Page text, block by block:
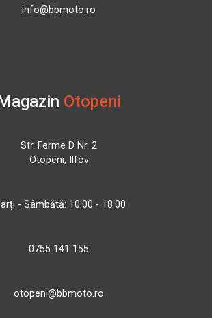
info@bbmoto.ro
Otopeni
Str. Ferme D Nr. 2
Otopeni, Ilfov
- Sâmbătă: 10:00 - 18:00
0755 141 155
otopeni@bbmoto.ro